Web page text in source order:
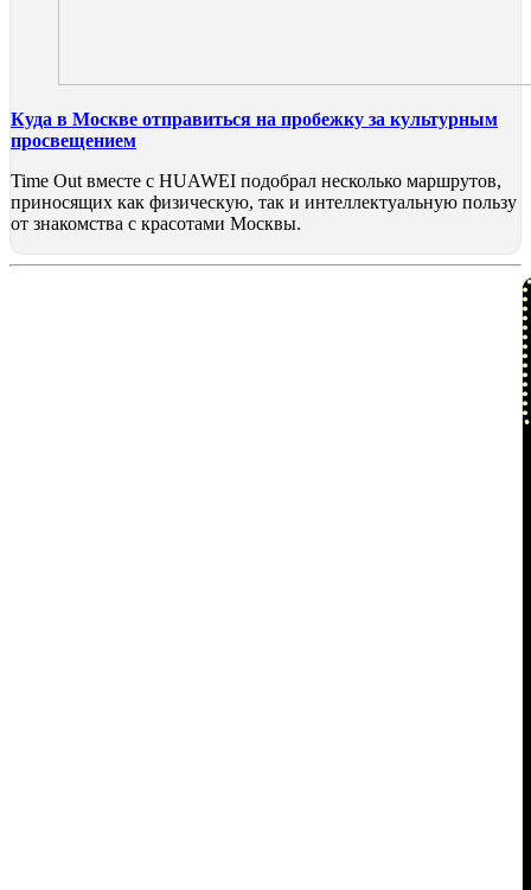
Куда в Москве отправиться на пробежку за культурным
просвещением
Time Out вместе с HUAWEI подобрал несколько маршрутов,
приносящих как физическую, так и интеллектуальную пользу
от знакомства с красотами Москвы.